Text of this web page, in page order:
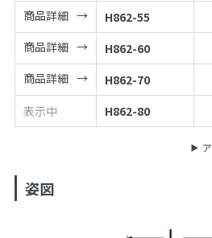
商品詳細
H862-55
商品詳細
H862-60
商品詳細
H862-70
表示中
H862-80
姿図